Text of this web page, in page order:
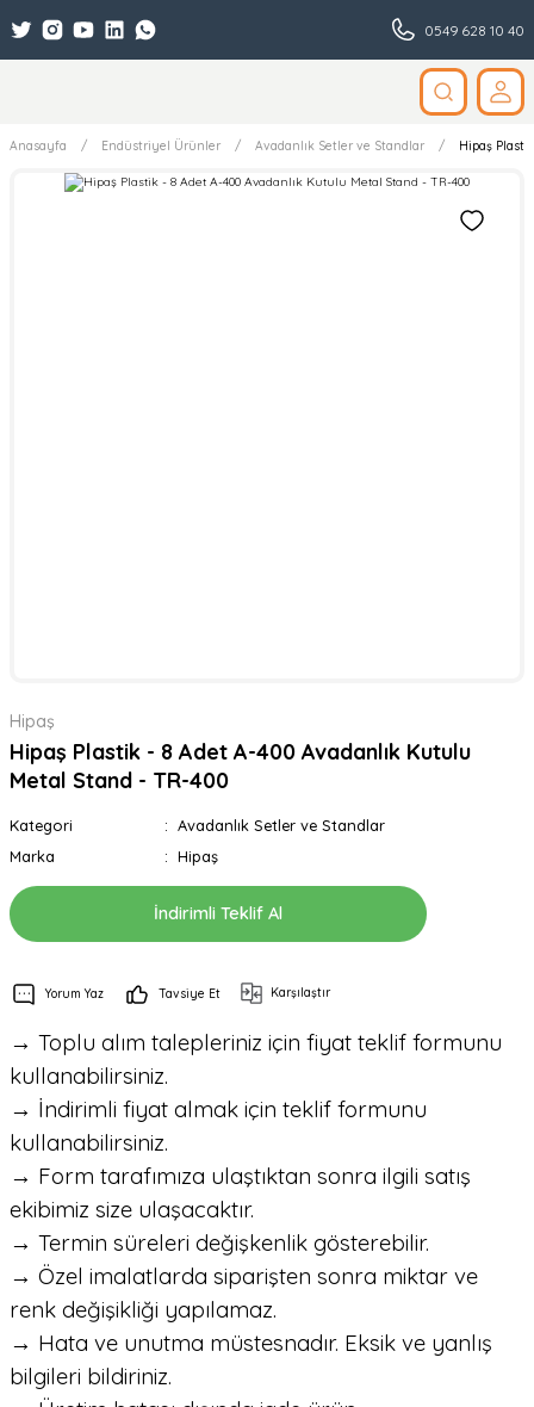
0549 628 10 40
Anasayfa Endüstriyel Ürünler Avadanlık Setler ve Standlar Hipaş
Hipaş
Hipaş Plastik - 8 Adet A-400 Avadanlık Kutulu
Metal Stand - TR-400
Kategori
Avadanlık Setler ve Standlar
Marka
Hipaş
İndirimli Teklif Al
Yorum Yaz Tavsiye Et Karşılaştır
→ Toplu alım talepleriniz için fiyat teklif formunu
kullanabilirsiniz.
→ İndirimli fiyat almak için teklif formunu
kullanabilirsiniz.
→ Form tarafımıza ulaştıktan sonra ilgili satış
ekibimiz size ulaşacaktır.
→ Termin süreleri değişkenlik gösterebilir.
→ Özel imalatlarda siparişten sonra miktar ve
renk değişikliği yapılamaz.
→ Hata ve unutma müstesnadır. Eksik ve yanlış
bilgileri bildiriniz.